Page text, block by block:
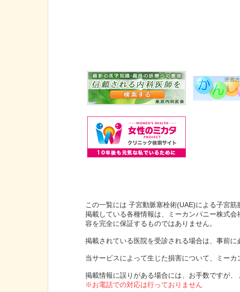
この一覧には 子宮動脈塞栓術(UAE)による子宮
掲載している各種情報は、ミーカンパニー株式会
容を完全に保証するものではありません。
掲載されている医院を受診される場合は、事前に
当サービスによって生じた損害について、ミー
掲載情報に誤りがある場合には、お手数ですが、
※お電話での対応は行っておりません